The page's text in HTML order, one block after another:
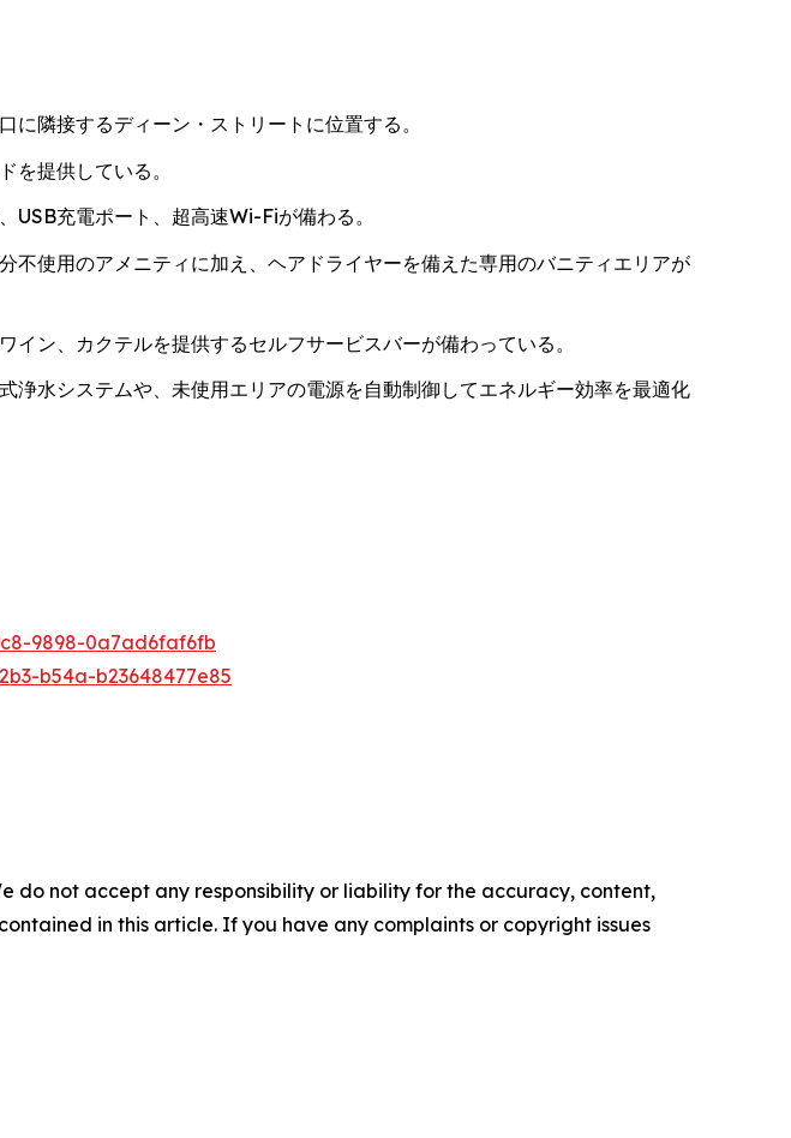
隣接するディーン・ストリートに位置する。
を提供している。
充電ポート、超高速Wi-Fiが備わる。
使用のアメニティに加え、ヘアドライヤーを備えた専用のバニティエリアが
ン、カクテルを提供するセルフサービスバーが備わっている。
水システムや、未使用エリアの電源を自動制御してエネルギー効率を最適化
9898-0a7ad6faf6fb
b54a-b23648477e85
do not accept any responsibility or liability for the accuracy, content,
in this article. If you have any complaints or copyright issues